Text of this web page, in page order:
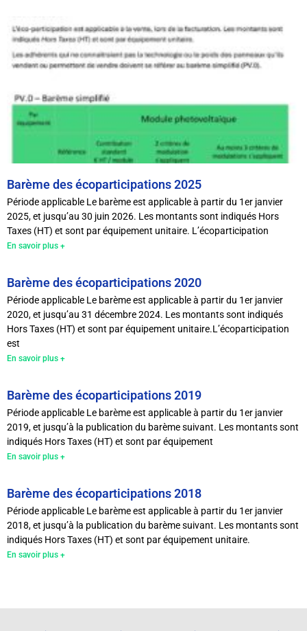
Barème des écoparticipations 2025
Période applicable Le barème est applicable à partir du 1er janvier
2025, et jusqu’au 30 juin 2026. Les montants sont indiqués Hors
Taxes (HT) et sont par équipement unitaire. L’écoparticipation
En savoir plus +
Barème des écoparticipations 2020
Période applicable Le barème est applicable à partir du 1er janvier
2020, et jusqu’au 31 décembre 2024. Les montants sont indiqués
Hors Taxes (HT) et sont par équipement unitaire.L’écoparticipation
est
En savoir plus +
Barème des écoparticipations 2019
Période applicable Le barème est applicable à partir du 1er janvier
2019, et jusqu’à la publication du barème suivant. Les montants sont
indiqués Hors Taxes (HT) et sont par équipement
En savoir plus +
Barème des écoparticipations 2018
Période applicable Le barème est applicable à partir du 1er janvier
2018, et jusqu’à la publication du barème suivant. Les montants sont
indiqués Hors Taxes (HT) et sont par équipement unitaire.
En savoir plus +